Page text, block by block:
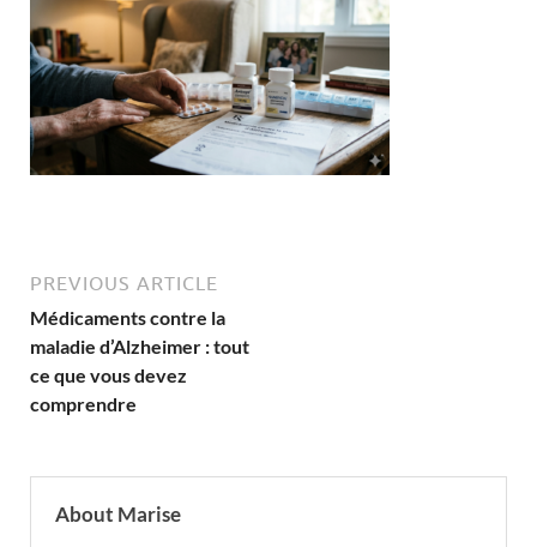
PREVIOUS ARTICLE
Médicaments contre la
maladie d’Alzheimer : tout
ce que vous devez
comprendre
About Marise